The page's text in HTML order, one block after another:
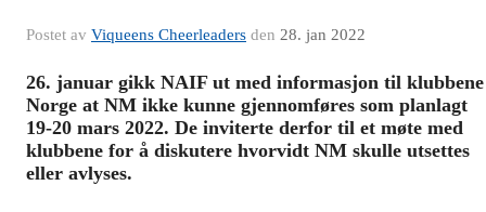
Postet av Viqueens Cheerleaders den 28. jan 2022
26. januar gikk NAIF ut med informasjon til
Norge at NM ikke kunne gjennomføres som planlagt
19-20 mars 2022. De inviterte derfor til et møte med
klubbene for å diskutere hvorvidt NM skulle utsettes
eller avlyses.